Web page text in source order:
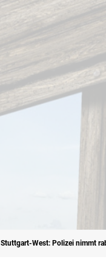
Stuttgart-West: Polizei nimmt